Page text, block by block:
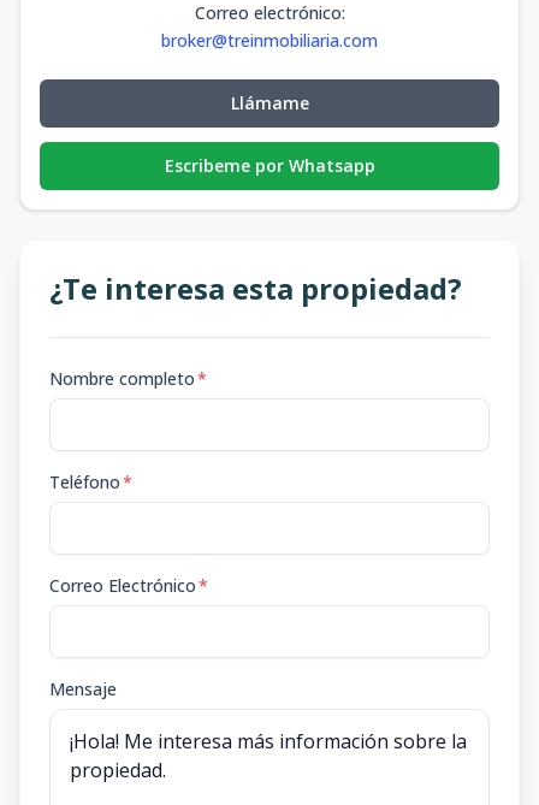
Correo electrónico:
broker@treinmobiliaria.com
Llámame
Escribeme por Whatsapp
¿Te interesa esta propiedad?
Nombre completo*
Teléfono*
Correo Electrónico*
Mensaje